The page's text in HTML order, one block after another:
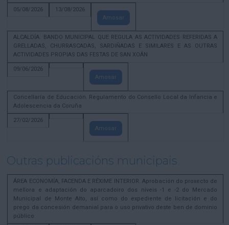
05/08/2026
13/08/2026
Amosar
ALCALDÍA. BANDO MUNICIPAL QUE REGULA AS ACTIVIDADES REFERIDAS A
GRELLADAS, CHURRASCADAS, SARDIÑADAS E SIMILARES E AS OUTRAS
ACTIVIDADES PROPIAS DAS FESTAS DE SAN XOÁN
09/06/2026
Amosar
Concellaría de Educación. Regulamento do Consello Local da Infancia e
Adolescencia da Coruña
27/02/2026
Amosar
Outras publicacións municipais
ÁREA ECONOMÍA, FACENDA E RÉXIME INTERIOR. Aprobación do proxecto de
mellora e adaptación do aparcadoiro dos niveis -1 e -2 do Mercado
Municipal de Monte Alto, así como do expediente de licitación e do
prego da concesión demanial para o uso privativo deste ben de dominio
público